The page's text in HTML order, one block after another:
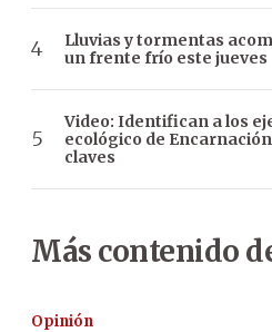
Lluvias y tormentas
un frente frío este jueves
Video: Identifican a los
ecológico de
claves
Más contenido
Opinión